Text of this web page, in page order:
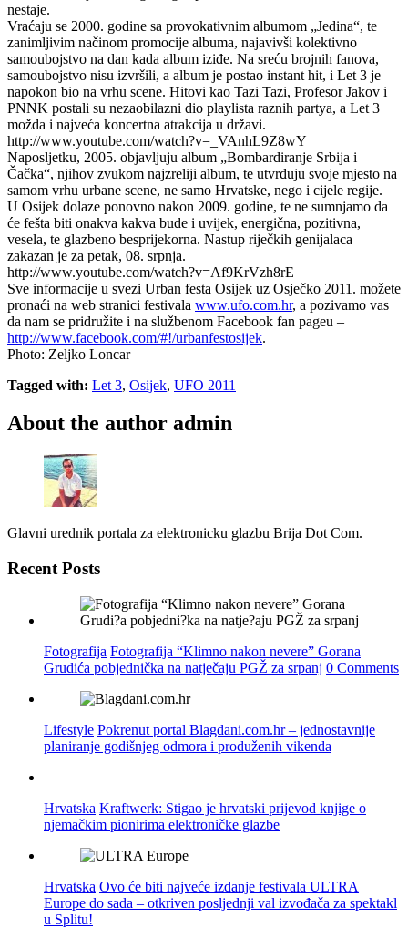
nestaje.
Vraćaju se 2000. godine sa provokativnim albumom „Jedina“, te
zanimljivim načinom promocije albuma, najavivši kolektivno
samoubojstvo na dan kada album iziđe. Na sreću brojnih fanova,
samoubojstvo nisu izvršili, a album je postao instant hit, i Let 3 je
napokon bio na vrhu scene. Hitovi kao Tazi Tazi, Profesor Jakov i
PNNK postali su nezaobilazni dio playlista raznih partya, a Let 3
možda i najveća koncertna atrakcija u državi.
http://www.youtube.com/watch?v=_VAnhL9Z8wY
Naposljetku, 2005. objavljuju album „Bombardiranje Srbija i
Čačka“, njihov zvukom najzreliji album, te utvrđuju svoje mjesto na
samom vrhu urbane scene, ne samo Hrvatske, nego i cijele regije.
U Osijek dolaze ponovno nakon 2009. godine, te ne sumnjamo da
će fešta biti onakva kakva bude i uvijek, energična, pozitivna,
vesela, te glazbeno besprijekorna. Nastup riječkih genijalaca
zakazan je za petak, 08. srpnja.
http://www.youtube.com/watch?v=Af9KrVzh8rE
Sve informacije u svezi Urban festa Osijek uz Osječko 2011. možete
pronaći na web stranici festivala www.ufo.com.hr, a pozivamo vas
da nam se pridružite i na službenom Facebook fan pageu –
http://www.facebook.com/#!/urbanfestosijek.
Photo: Zeljko Loncar
Tagged with: Let 3, Osijek, UFO 2011
About the author admin
Glavni urednik portala za elektronicku glazbu Brija Dot Com.
Recent Posts
Fotografija Fotografija “Klimno nakon nevere” Gorana
Grudića pobjednička na natječaju PGŽ za srpanj 0 Comments
Lifestyle Pokrenut portal Blagdani.com.hr – jednostavnije
planiranje godišnjeg odmora i produženih vikenda
Hrvatska Kraftwerk: Stigao je hrvatski prijevod knjige o
njemačkim pionirima elektroničke glazbe
Hrvatska Ovo će biti najveće izdanje festivala ULTRA
Europe do sada – otkriven posljednji val izvođača za spektakl
u Splitu!